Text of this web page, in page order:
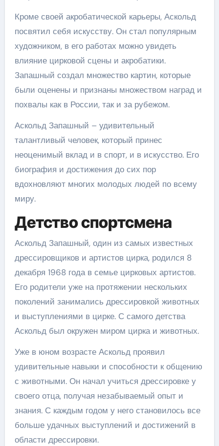
Кроме своей акробатической карьеры, Аскольд
посвятил себя искусству. Он стал популярным
художником, в его работах можно увидеть
влияние цирковой сцены и акробатики.
Запашный создал множество картин, которые
были оценены и признаны множеством наград и
похвалы как в России, так и за рубежом.
Аскольд Запашный – удивительный
талантливый человек, который принес
неоценимый вклад и в спорт, и в искусство. Его
биография и достижения до сих пор
вдохновляют многих молодых людей по всему
миру.
Детство спортсмена
Аскольд Запашный, один из самых известных
дрессировщиков и артистов цирка, родился 8
декабря 1968 года в семье цирковых артистов.
Его родители уже на протяжении нескольких
поколений занимались дрессировкой животных
и выступлениями в цирке. С самого детства
Аскольд был окружен миром цирка и животных.
Уже в юном возрасте Аскольд проявил
удивительные навыки и способности к общению
с животными. Он начал учиться дрессировке у
своего отца, получая незабываемый опыт и
знания. С каждым годом у него становилось все
больше удачных выступлений и достижений в
области дрессировки.